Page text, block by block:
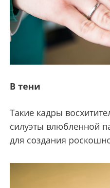
В тени
Такие кадры
силуэты влюбленной
для создания